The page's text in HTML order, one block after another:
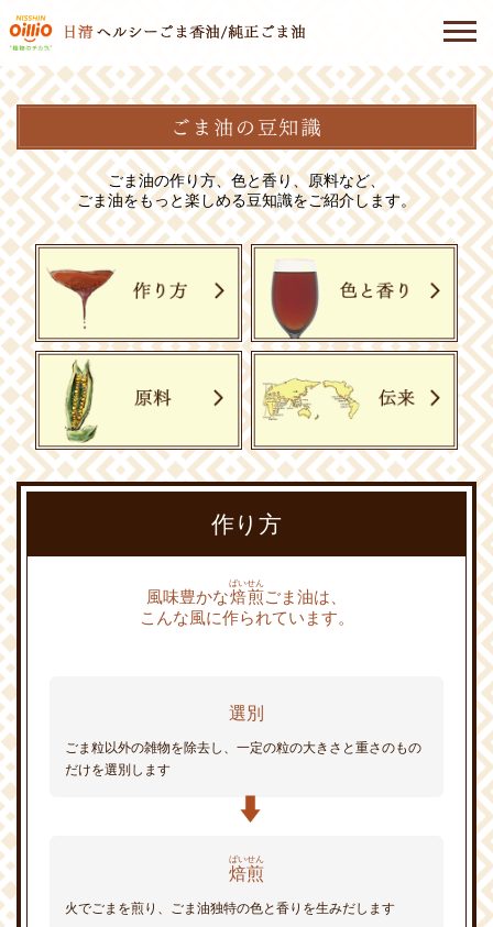
TOP
ペ
ー
ジ
商
品
情
報
日
清
ヘ
ル
シ
ー
ご
ま
香
油
ミ
ン
プ
ま
香
る
ピ
ご
ま
油
ごま油の作り方、色と香り、原料など、
ごま油をもっと楽しめる豆知識をご紹介します。
作り方
風味豊かな焙煎
ばいせん
ごま油は、
こんな風に作られています。
選別
ごま粒以外の雑物を除去し、一定の粒の大きさと重さのもの
だけを選別します
焙煎
ばいせん
火でごまを煎り、ごま油独特の色と香りを生みだします